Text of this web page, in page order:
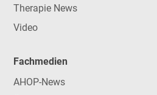
Therapie News
Video
Fachmedien
AHOP-News